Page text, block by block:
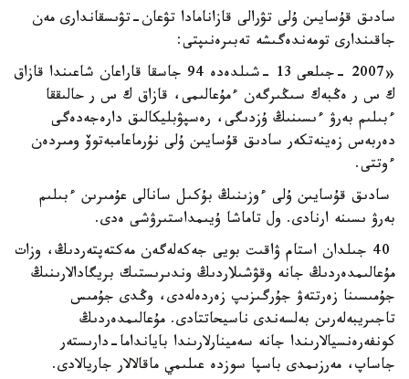
سادىق قۇسايىن ۇلى تۋرالى قازانامادا تۋعان-تۋىسقاندارى مەن
جاقىندارى تومەندەگىشە تەبىرەنىپتى:
«2007 -جىلعى 13 -شىلدەدە 94 جاسقا قاراعان شاعىندا قازاق
ك س ر ەڭبەك سىڭىرگەن ءمۇعالىمى، قازاق ك س ر حالىققا
ءبىلىم بەرۋ ءىسىنىڭ ۇزدىگى، رەسپۋبليكالىق دارەجەدەگى
دەربەس زەينەتكەر سادىق قۇسايىن ۇلى نۇرماعامبەتوۆ ومىردەن
ءوتتى.
سادىق قۇسايىن ۇلى ءوزىنىڭ بۇكىل سانالى عۇمىرىن ءبىلىم
بەرۋ ىسىنە ارنادى. ول تاماشا ۇيىمداستىرۋشى ەدى.
40 جىلدان استام ۋاقىت بويى جەكەلەگەن مەكتەپتەردىڭ، وزات
مۇعالىمدەردىڭ جانە وقۋشىلاردىڭ وندىرىستىك بريگادالارىنىڭ
جۇمىسىنا زەرتتەۋ جۇرگىزىپ زەردەلەدى، وڭدى جۇمىس
تاجىريبەلەرىن بەلسەندى ناسيحاتتادى. مۇعالىمدەردىڭ
كونفەرەنسيالارىندا جانە سەمينارلارىندا بايانداما-دارىستەر
جاساپ، مەرزىمدى باسپا سوزدە عىلىمي ماقالالار جاريالادى.